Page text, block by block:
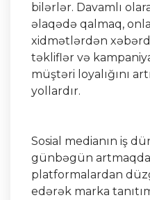
bilərlər. Davamlı
əlaqədə qalmaq,
xidmətlərdən
təkliflər və
müştəri loyalığını
yollardır.
Sosial medianın iş
günbəgün
platformalardan
edərək marka